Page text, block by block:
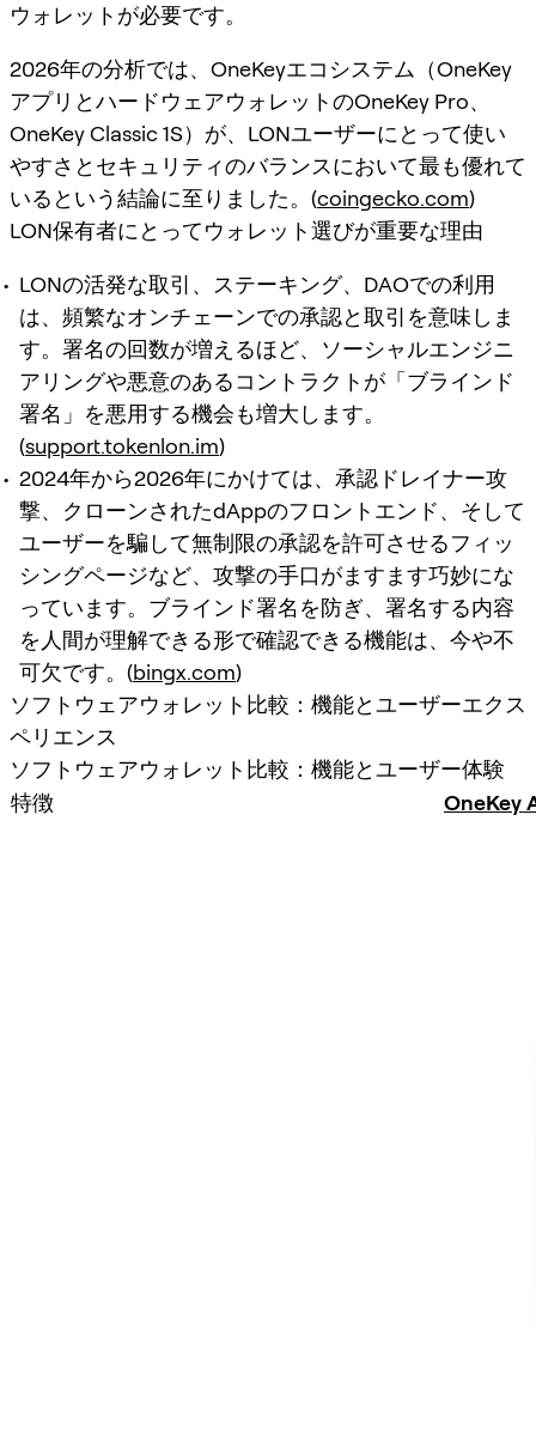
ウォレットが必要です。
2026年の分析では、OneKeyエコシステム（OneKey
アプリとハードウェアウォレットのOneKey Pro、
OneKey Classic 1S）が、LONユーザーにとって使い
やすさとセキュリティのバランスにおいて最も優れて
いるという結論に至りました。(coingecko.com)
LON保有者にとってウォレット選びが重要な理由
LONの活発な取引、ステーキング、DAOでの利用
は、頻繁なオンチェーンでの承認と取引を意味しま
す。署名の回数が増えるほど、ソーシャルエンジニ
アリングや悪意のあるコントラクトが「ブラインド
署名」を悪用する機会も増大します。
(support.tokenlon.im)
2024年から2026年にかけては、承認ドレイナー攻
撃、クローンされたdAppのフロントエンド、そして
ユーザーを騙して無制限の承認を許可させるフィッ
シングページなど、攻撃の手口がますます巧妙にな
っています。ブラインド署名を防ぎ、署名する内容
を人間が理解できる形で確認できる機能は、今や不
可欠です。(bingx.com)
ソフトウェアウォレット比較：機能とユーザーエクス
ペリエンス
ソフトウェアウォレット比較：機能とユーザー体験
特徴
OneKey